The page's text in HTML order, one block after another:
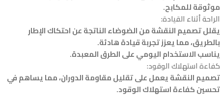
موثوقة للمكابح.
الراحة أثناء القيادة:
يقلل تصميم النقشة من الضوضاء الناتجة عن احتكاك الإطار
بالطريق، مما يعزز تجربة قيادة هادئة.
يناسب الاستخدام اليومي على الطرق المعبدة.
كفاءة استهلاك الوقود:
تصميم النقشة يعمل على تقليل مقاومة الدوران، مما يساهم في
تحسين كفاءة استهلاك الوقود.